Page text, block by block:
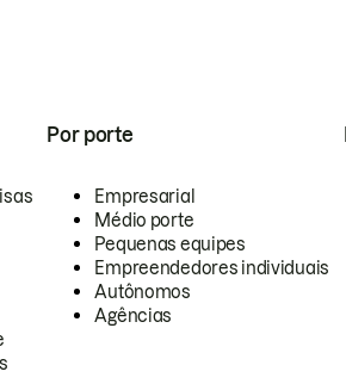
Por porte
Empresarial
Médio porte
Pequenas equipes
Empreendedores individuais
Autônomos
Agências